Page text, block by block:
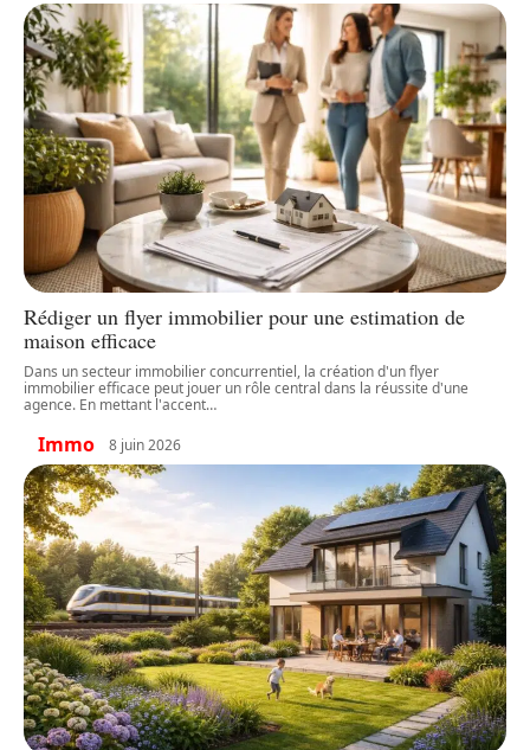
Rédiger un flyer immobilier pour une estimation de
maison efficace
Dans un secteur immobilier concurrentiel, la création d'un flyer
immobilier efficace peut jouer un rôle central dans la réussite d'une
agence. En mettant l'accent…
Immo 8 juin 2026